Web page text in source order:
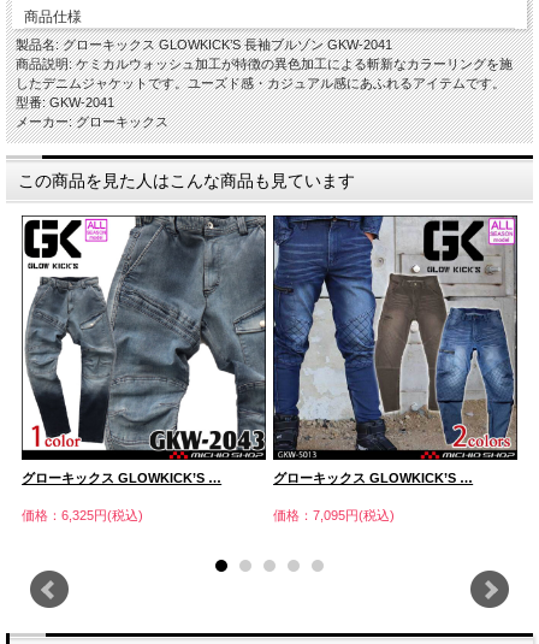
商品仕様
製品名: グローキックス GLOWKICK’S 長袖ブルゾン GKW-2041
商品説明: ケミカルウォッシュ加工が特徴の異色加工による斬新なカラーリングを施
したデニムジャケットです。ユーズド感・カジュアル感にあふれるアイテムです。
型番: GKW-2041
メーカー: グローキックス
この商品を見た人はこんな商品も見ています
グローキックス GLOWKICK’S …
価格：6,325円(税込)
グローキックス GLOWKICK’S …
価格：7,095円(税込)